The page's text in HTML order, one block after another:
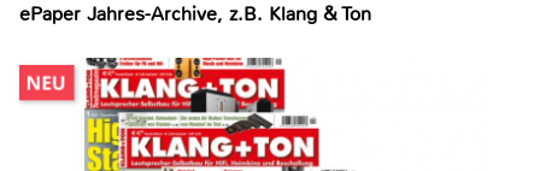
ePaper Jahres-Archive, z.B. Klang & Ton